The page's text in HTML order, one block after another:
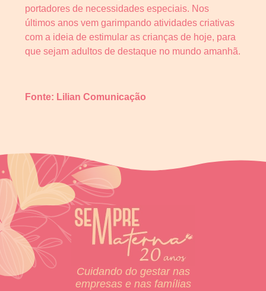
portadores de necessidades especiais. Nos
últimos anos vem garimpando atividades criativas
com a ideia de estimular as crianças de hoje, para
que sejam adultos de destaque no mundo amanhã.
Fonte: Lilian Comunicação
Cuidando do gestar nas
empresas e nas famílias